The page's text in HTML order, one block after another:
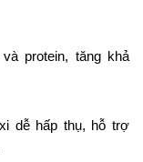
protein, tăng khả
dễ hấp thụ, hỗ trợ